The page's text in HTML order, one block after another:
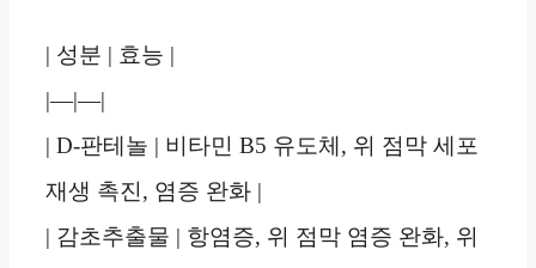
| 성분 | 효능 |
|—|—|
| D-판테놀 | 비타민 B5 유도체, 위 점막 세포
재생 촉진, 염증 완화 |
| 감초추출물 | 항염증, 위 점막 염증 완화, 위